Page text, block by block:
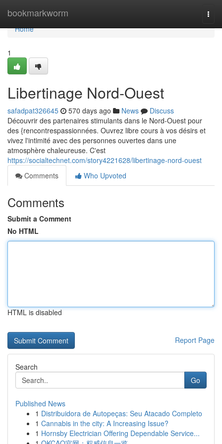
bookmarkworm
Home
Home
1
Libertinage Nord-Ouest
safadpat326645 570 days ago News
Discuss
Découvrir des partenaires stimulants dans le Nord-Ouest pour
des {rencontrespassionnées. Ouvrez libre cours à vos désirs et
vivez l'intimité avec des personnes ouvertes dans une
atmosphère chaleureuse. C'est
https://socialtechnet.com/story4221628/libertinage-nord-ouest
Comments
Who Upvoted
Comments
Submit a Comment
No HTML
HTML is disabled
Report Page
Search
Go
Published News
1 Distribuidora de Autopeças: Seu Atacado Completo
1 Cannabis in the city: A Increasing Issue?
1 Hornsby Electrician Offering Dependable Service...